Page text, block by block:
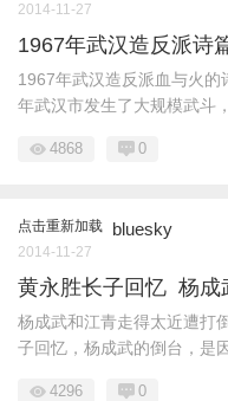
2014-11-27
1967年武汉造反派诗
1967年武汉造反派血
年武汉市发生了大规模武斗，
4868 0
点击重新加载 bluesky
2014-11-27
黄永胜长子回忆 杨成
杨成武和江青走得太近遭打
子回忆，杨成武的倒台，是因
4296 0